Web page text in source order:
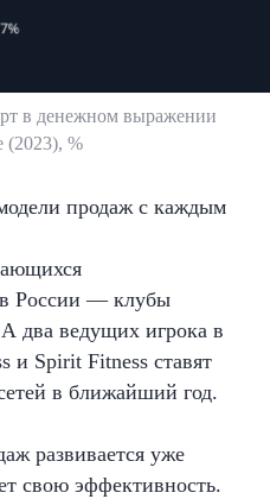
в денежном выражении
(2023), %
продаж с каждым
России — клубы
два ведущих игрока в
и Spirit Fitness ставят
в ближайший год.
развивается уже
свою эффективность.